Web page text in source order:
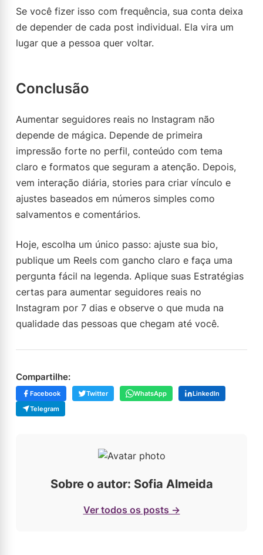
Se você fizer isso com frequência, sua conta deixa
de depender de cada post individual. Ela vira um
lugar que a pessoa quer voltar.
Conclusão
Aumentar seguidores reais no Instagram não
depende de mágica. Depende de primeira
impressão forte no perfil, conteúdo com tema
claro e formatos que seguram a atenção. Depois,
vem interação diária, stories para criar vínculo e
ajustes baseados em números simples como
salvamentos e comentários.
Hoje, escolha um único passo: ajuste sua bio,
publique um Reels com gancho claro e faça uma
pergunta fácil na legenda. Aplique suas Estratégias
certas para aumentar seguidores reais no
Instagram por 7 dias e observe o que muda na
qualidade das pessoas que chegam até você.
Compartilhe:
Facebook Twitter WhatsApp
LinkedIn
Telegram
Sobre o autor: Sofia Almeida
Ver todos os posts →